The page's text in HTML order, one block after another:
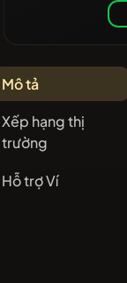
Mô tả
Xếp hạng thị
trường
Hỗ trợ Ví